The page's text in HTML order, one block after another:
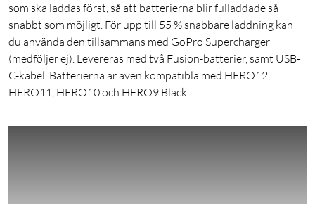
som ska laddas först, så att batterierna blir fulladdade så
snabbt som möjligt. För upp till 55 % snabbare laddning kan
du använda den tillsammans med GoPro Supercharger
(medföljer ej). Levereras med två Fusion-batterier, samt USB-
C-kabel. Batterierna är även kompatibla med HERO12,
HERO11, HERO10 och HERO9 Black.